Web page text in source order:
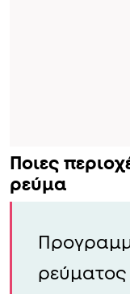
Ποιες
ρεύμα
ρεύματος